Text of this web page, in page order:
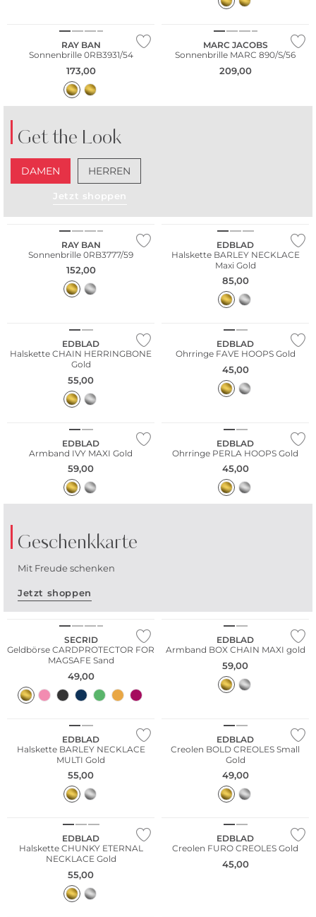
RAY BAN
Sonnenbrille 0RB3931/54
173,00
MARC JACOBS
Sonnenbrille MARC 890/S/56
209,00
Get the Look
DAMEN HERREN
Jetzt shoppen
RAY BAN
Sonnenbrille 0RB3777/59
152,00
EDBLAD
Halskette BARLEY NECKLACE
Maxi Gold
85,00
EDBLAD
Halskette CHAIN HERRINGBONE
Gold
55,00
EDBLAD
Ohrringe FAVE HOOPS Gold
45,00
EDBLAD
Armband IVY MAXI Gold
59,00
EDBLAD
Ohrringe PERLA HOOPS Gold
45,00
Geschenkkarte
Mit Freude schenken
Jetzt shoppen
Auch als
digitale
Geschenkkarte
erhältlich
SECRID
Geldbörse CARDPROTECTOR FOR
MAGSAFE Sand
49,00
EDBLAD
Armband BOX CHAIN MAXI gold
59,00
EDBLAD
Halskette BARLEY NECKLACE
MULTI Gold
55,00
EDBLAD
Creolen BOLD CREOLES Small
Gold
49,00
EDBLAD
Halskette CHUNKY ETERNAL
NECKLACE Gold
55,00
EDBLAD
Creolen FURO CREOLES Gold
45,00